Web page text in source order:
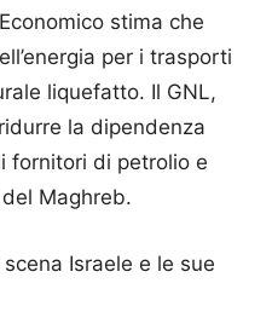
stima che
per i trasporti
liquefatto. Il GNL,
la dipendenza
fornitori di petrolio e
Maghreb.
Israele e le sue